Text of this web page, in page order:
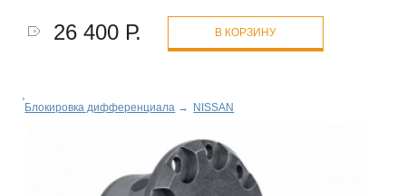
26 400 Р. В КОРЗИНУ
Блокировка дифференциала → NISSAN